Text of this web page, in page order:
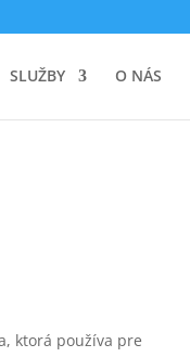
SLUŽBY O NÁS
ktorá používa pre